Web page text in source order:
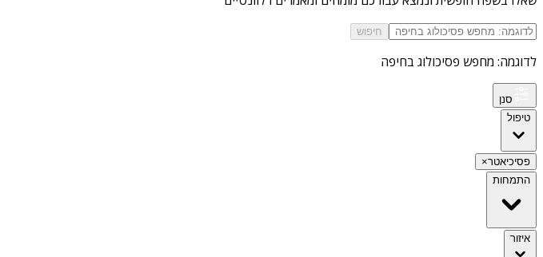
חיפוש
לדוגמה: מחפש פסיכולוג בחיפה
סנן
טיפול
פסיכיאטר×
התמחות
איזור